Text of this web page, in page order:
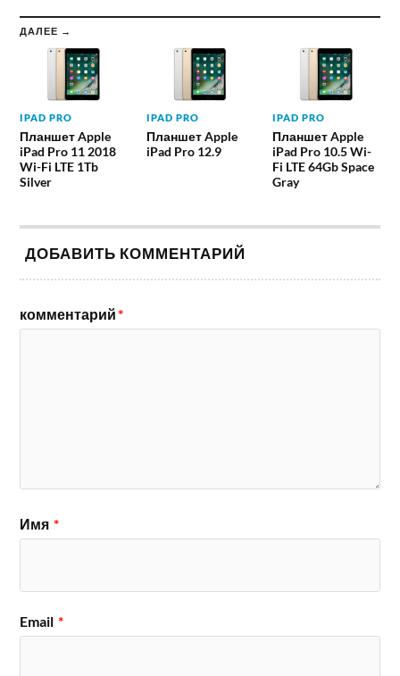
ДАЛЕЕ →
IPAD PRO
Планшет Apple
iPad Pro 11 2018
Wi-Fi LTE 1Tb
Silver
IPAD PRO
Планшет Apple
iPad Pro 12.9
IPAD PRO
Планшет Apple
iPad Pro 10.5 Wi-
Fi LTE 64Gb Space
Gray
ДОБАВИТЬ КОММЕНТАРИЙ
комментарий*
Имя *
Email *